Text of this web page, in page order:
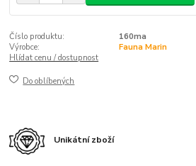
Číslo produktu:
160ma
Výrobce:
Fauna Marin
Hlídat cenu / dostupnost
Do oblíbených
Unikátní zboží